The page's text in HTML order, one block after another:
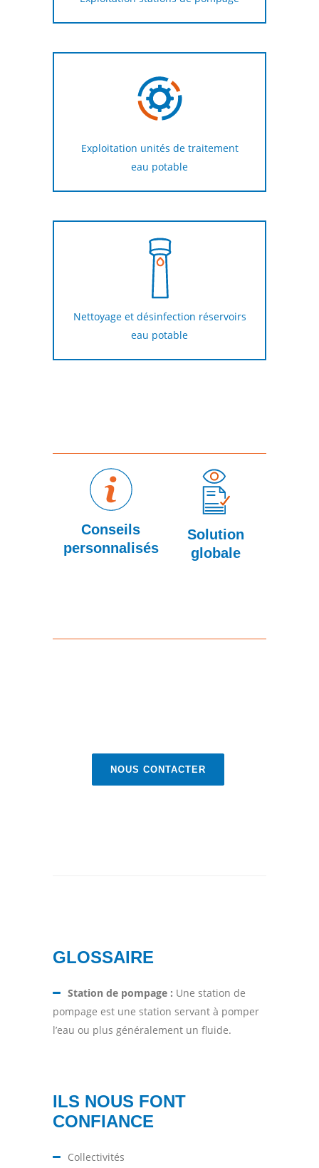
Exploitation unités de traitement
eau potable
Nettoyage et désinfection réservoirs
eau potable
Conseils
personnalisés
Solution
globale
NOUS CONTACTER
GLOSSAIRE
Station de pompage : Une station de
pompage est une station servant à pomper
l’eau ou plus généralement un fluide.
ILS NOUS FONT
CONFIANCE
Collectivités